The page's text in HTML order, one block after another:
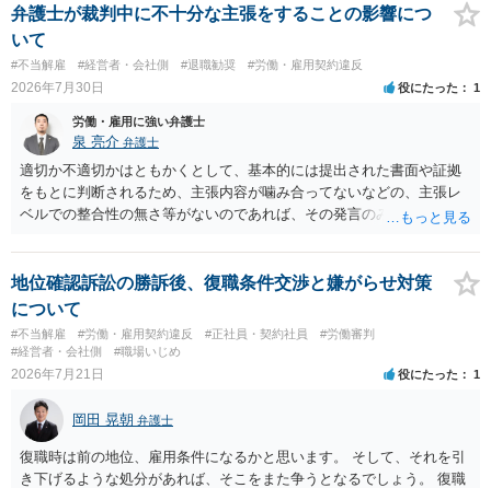
支払われます。ただし支払までにかなり時間がかかるでしょう。 さら
に、「独立行政法人労働者健康安全機構 」という公的機関が未払賃金
の立替事業を行っています。詳しくは、同機構の＜未払賃金立替払相
談コーナー＞ TEL 044-431-8663 相談時間：土日祝日を除く9:15～1
7:00 に相談してみてください。同じように未払となった他の従業員の
方がいれば一緒に相談してみるといいでしょう。
弁護士が裁判中に不十分な主張をすることの影響につ
いて
#不当解雇 #経営者・会社側 #退職勧奨 #労働・雇用契約違反
2026年7月30日 役にたった 1
労働・雇用に強い弁護士
泉 亮介 弁護士
適切か不適切かはともかくとして、基本的には提出された書面や証拠
をもとに判断されるため、主張内容が噛み合ってないなどの、主張レ
ベルでの整合性の無さ等がないのであれば、その発言のみで大きく不
地位確認訴訟の勝訴後、復職条件交渉と嫌がらせ対策
について
#不当解雇 #労働・雇用契約違反 #正社員・契約社員
#労働審判
#経営者・会社側
#職場いじめ
2026年7月21日 役にたった 1
岡田 晃朝 弁護士
復職時は前の地位、雇用条件になるかと思います。 そして、それを引
き下げるような処分があれば、そこをまた争うとなるでしょう。 復職